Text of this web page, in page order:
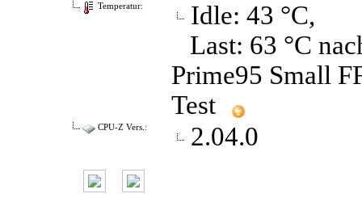
Temperatur:
Idle: 43 °C,
Last: 63 °C
Prime95 Small
Test
CPU-Z Vers.: 2.04.0